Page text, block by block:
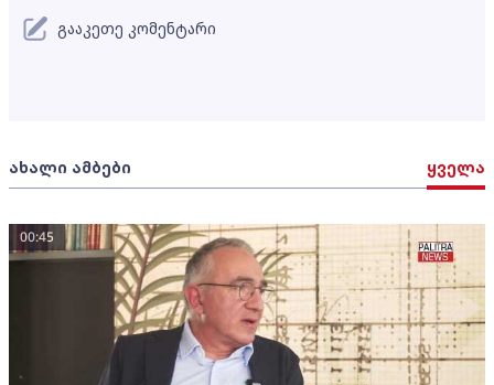
ახალი ამბები ყველა
00:45
გააკეთე კომენტარი